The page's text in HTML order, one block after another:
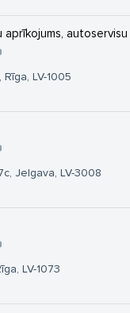
aprīkojums,
LV-1005
Jelgava, LV-3008
LV-1073